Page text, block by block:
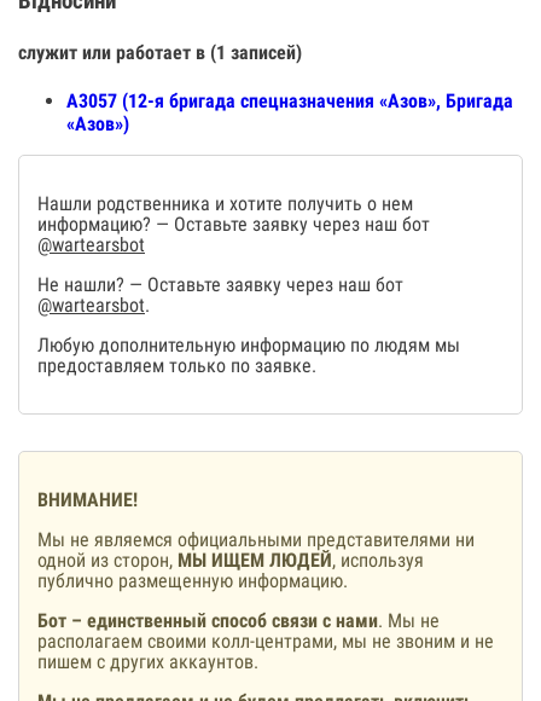
служит или работает в (1 записей)
А3057 (12-я бригада спецназначения «Азов», Бригада
«Азов»)
Нашли родственника и хотите получить о нем
информацию? — Оставьте заявку через наш бот
@wartearsbot
Не нашли? — Оставьте заявку через наш бот
@wartearsbot.
Любую дополнительную информацию по людям мы
предоставляем только по заявке.
ВНИМАНИЕ!
Мы не являемся официальными представителями ни
одной из сторон, МЫ ИЩЕМ ЛЮДЕЙ, используя
публично размещенную информацию.
Бот – единственный способ связи с нами. Мы не
располагаем своими колл-центрами, мы не звоним и не
пишем с других аккаунтов.